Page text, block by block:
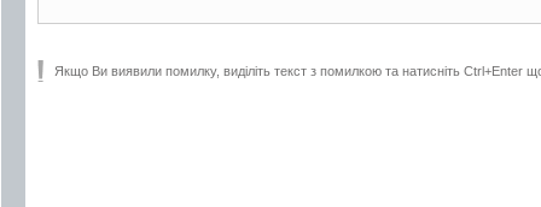
Якщо Ви виявили помилку, виділіть текст з помилкою та натисніть Ctrl+Enter